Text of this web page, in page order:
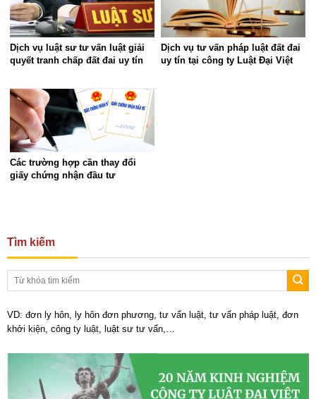
Dịch vụ luật sư tư vấn luật giải
quyết tranh chấp đất đai uy tín
Dịch vụ tư vấn pháp luật đất đai
uy tín tại công ty Luật Đại Việt
Các trường hợp cần thay đổi
giấy chứng nhận đầu tư
Tìm kiếm
VD: đơn ly hôn, ly hôn đơn phương, tư vấn luật, tư vấn pháp luật, đơn
khởi kiện, công ty luật, luật sư tư vấn,…